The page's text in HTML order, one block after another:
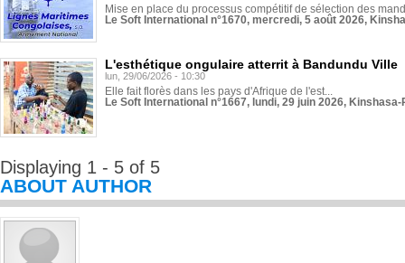
Mise en place du processus compétitif de sélection des
Le Soft International n°1670, mercredi, 5 août 2026,
L'esthétique ongulaire atterrit à Bandundu Ville
lun, 29/06/2026 - 10:30
Elle fait florès dans les pays d'Afrique de l'est...
Le Soft International n°1667, lundi, 29 juin 2026,
Displaying 1 - 5 of 5
ABOUT AUTHOR